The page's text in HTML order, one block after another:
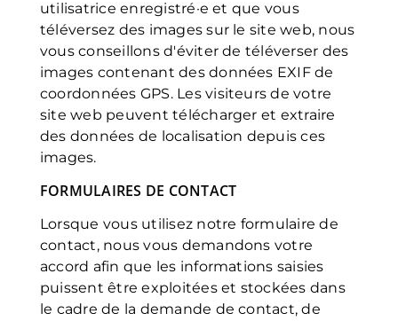
utilisatrice enregistré·e et que vous
téléversez des images sur le site web, nous
vous conseillons d'éviter de téléverser des
images contenant des données EXIF de
coordonnées GPS. Les visiteurs de votre
site web peuvent télécharger et extraire
des données de localisation depuis ces
images.
FORMULAIRES DE CONTACT
Lorsque vous utilisez notre formulaire de
contact, nous vous demandons votre
accord afin que les informations saisies
puissent être exploitées et stockées dans
le cadre de la demande de contact, de